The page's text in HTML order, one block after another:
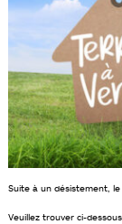
Suite à un désistement,
Veuillez trouver ci-